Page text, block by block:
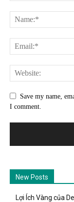
Save my name,
I comment.
New Posts
Lợi Ích Vàng của